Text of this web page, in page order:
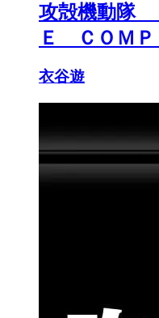
攻殻機動隊
Ｅ ＣＯＭＰ
衣谷遊